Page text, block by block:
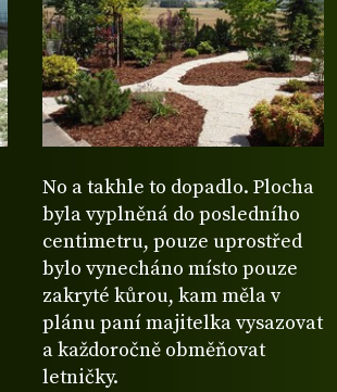
No a takhle to dopadlo. Plocha
byla vyplněná do posledního
centimetru, pouze uprostřed
bylo vynecháno místo pouze
zakryté kůrou, kam měla v
plánu paní majitelka vysazovat
a každoročně obměňovat
letničky.